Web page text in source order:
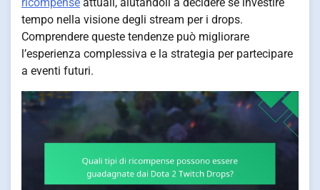
tempo nella visione degli stream per i drops.
Comprendere queste tendenze può migliorare
l’esperienza complessiva e la strategia per partecipare
a eventi futuri.